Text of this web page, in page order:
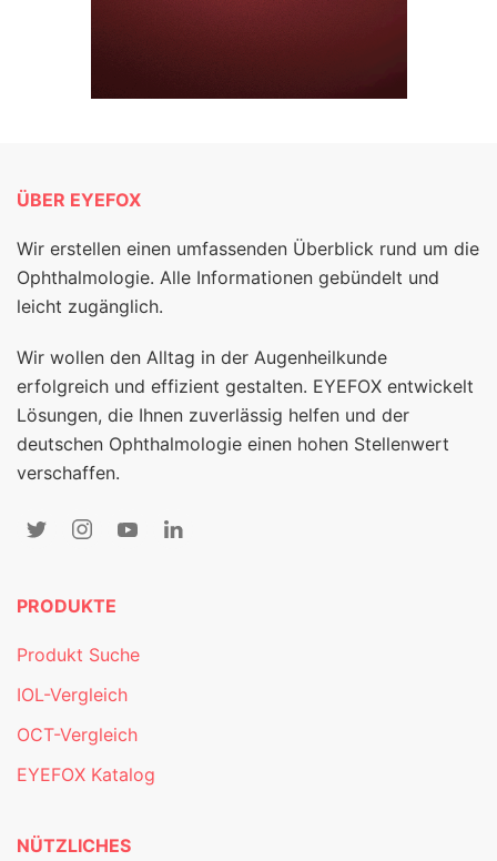
ÜBER EYEFOX
Wir erstellen einen umfassenden Überblick rund um die
Ophthalmologie. Alle Informationen gebündelt und
leicht zugänglich.
Wir wollen den Alltag in der Augenheilkunde
erfolgreich und effizient gestalten. EYEFOX entwickelt
Lösungen, die Ihnen zuverlässig helfen und der
deutschen Ophthalmologie einen hohen Stellenwert
verschaffen.
PRODUKTE
Produkt Suche
IOL-Vergleich
OCT-Vergleich
EYEFOX Katalog
NÜTZLICHES